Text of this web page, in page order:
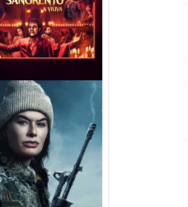
Torrent (2025) WEB-
Dual Áudio